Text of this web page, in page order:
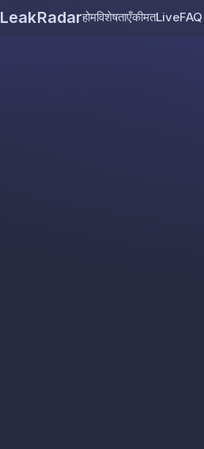
LeakRadarहोमविशेषताएँकीमतLiveFAQ